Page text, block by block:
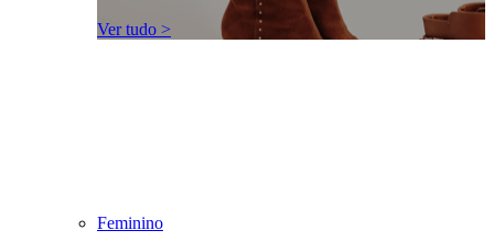
Ver tudo >
Feminino